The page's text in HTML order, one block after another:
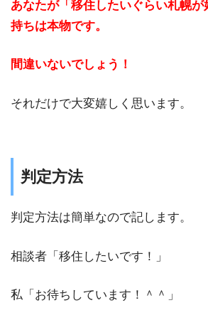
あなたが「移住したいぐらい札幌
持ちは本物です。
間違いないでしょう！
それだけで大変嬉しく思います。
判定方法
判定方法は簡単なので記します。
相談者「移住したいです！」
私「お待ちしています！＾＾」